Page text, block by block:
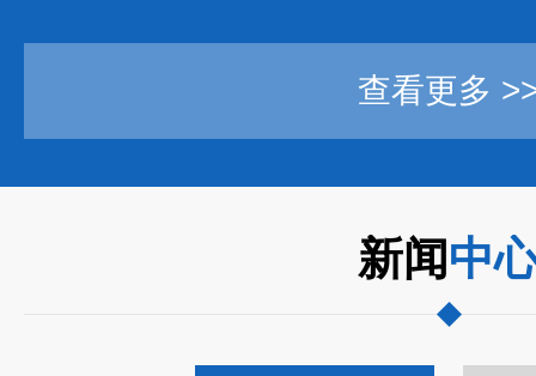
查看更多
新闻中